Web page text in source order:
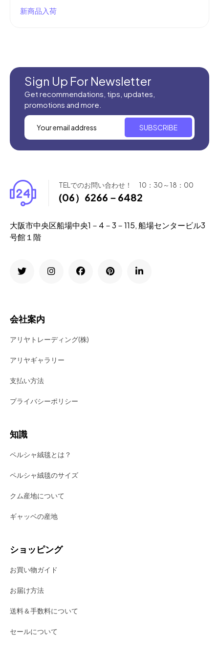
新商品入荷
Sign Up For Newsletter
Get recommendations, tips, updates,
promotions and more.
SUBSCRIBE
TELでのお問い合わせ！ 10：30～18：00
(06）6266－6482
大阪市中央区船場中央1－4－3－115, 船場センタービル3
号館１階
会社案内
アリヤトレーディング(株)
アリヤギャラリー
支払い方法
プライバシーポリシー
知識
ペルシャ絨毯とは？
ペルシャ絨毯のサイズ
クム産地について
ギャッベの産地
ショッピング
お買い物ガイド
お届け方法
送料＆手数料について
セールについて